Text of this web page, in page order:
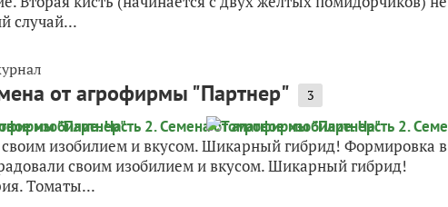
случай...
от агрофирмы "Партнер" 3
изобилием и вкусом. Шикарный гибрид! Формировка в
своим изобилием и вкусом. Шикарный гибрид!
Томаты...